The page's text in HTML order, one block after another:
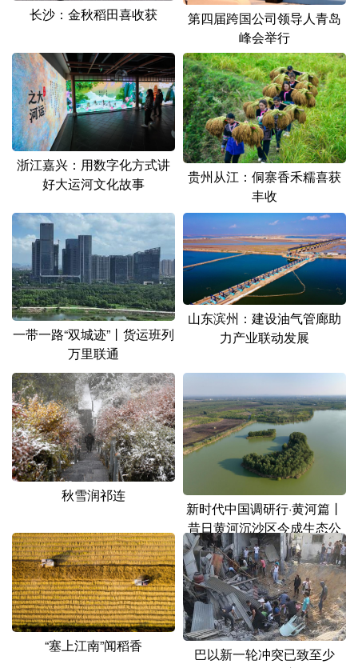
四川 贵州 云南 西藏
陕西 甘肃 青海 宁夏
新疆 内蒙古 黑龙江
多语种频道
English Español Français عربى
Русский язык 日本語 한국어
Deutsch Português
长沙：金秋稻田喜收获
第四届跨国公司领导人青岛
峰会举行
浙江嘉兴：用数字化方式讲
好大运河文化故事
贵州从江：侗寨香禾糯喜获
丰收
一带一路“双城迹”丨货运班列
万里联通
山东滨州：建设油气管廊助
力产业联动发展
秋雪润祁连
新时代中国调研行·黄河篇丨
昔日黄河沉沙区今成生态公
园
“塞上江南”闻稻香
巴以新一轮冲突已致至少